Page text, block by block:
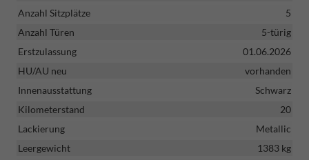
Anzahl Sitzplätze
5
Anzahl Türen
5-türig
Erstzulassung
01.06.2026
HU/AU neu
vorhanden
Innenausstattung
Schwarz
Kilometerstand
20
Lackierung
Metallic
Leergewicht
1383 kg